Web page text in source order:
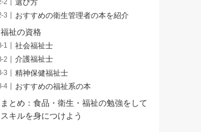
選び方
おすすめの衛生管理者の本を紹介
福祉の資格
社会福祉士
介護福祉士
精神保健福祉士
おすすめの福祉系の本
まとめ：食品・衛生・福祉の勉強をして
スキルを身につけよう